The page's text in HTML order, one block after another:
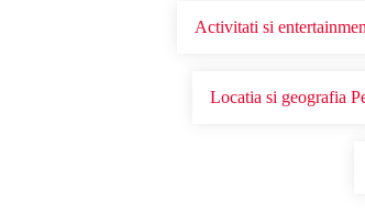
Activitati si
Locatia si geografia